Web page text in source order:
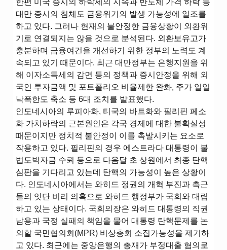
대만 증시의 침체도 금융위기의 발생 가능성에 일조를
하고 있다. 그러나 현재의 불안정한 금융상황이 외환위
기로 연결되지는 않을 것으로 분석된다. 외환보유고가
충분하며 금융여건을 개선하기 위한 정부의 노력도 계
속되고 있기 때문이다. 최근 대만정부는 은행지원을 위
해 이자소득세의 감면 등의 정책과 증시안정을 위해 외
국인 투자금액 및 포트폴리오 비율제한 완화, 주가 일일
낙폭한도 축소 등 6대 조치를 발표했다.
인도네시아의 루피아화, 티국의 바트화와 필리핀 페소
화 가치하락의 근본원인은 각국 경제에 대한 불확실성
때문이지만 정치적 불안정이 이를 촉발시키는 요소로
작용하고 있다. 필리핀의 경우 에스트라다 대통령이 불
법도박자금 수뢰 등으로 다음달 초 상원에서 최종 탄핵
심판을 기다리고 있는데 탄핵의 가능성이 높은 상황이
다. 인도네시아에서는 와히드 정권의 개혁 부진과 측근
들의 잇단 비리 의혹으로 와히드 행정부가 국회와 대립
하고 있는 상태이다. 국회의장은 와히드 대통령의 직권
남용과 국정 실패의 책임을 물어 대통령 탄핵문제를 논
의할 국민협의회(MPR) 비상총회 소집가능성을 제기하
고 있다. 최근에는 중앙은행의 총재가 부정대출 혐의로